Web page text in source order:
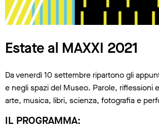
Estate al MAXXI 2021
Da venerdì 10 settembre ripartono gli
e negli spazi del Museo. Parole, riflessioni
arte, musica, libri, scienza, fotografia e
IL PROGRAMMA: